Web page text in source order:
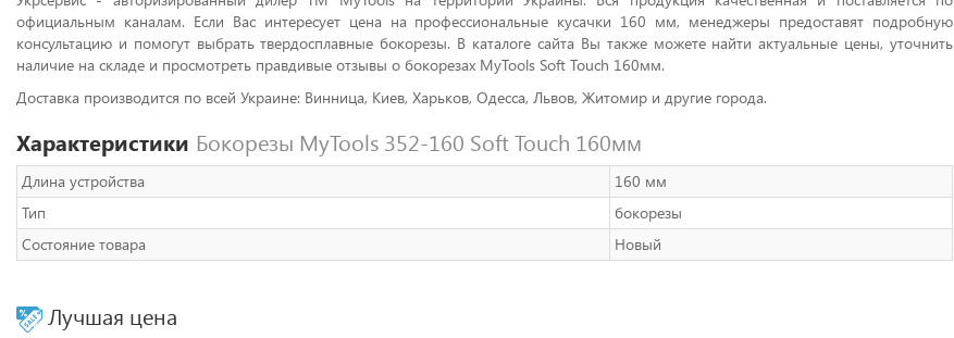
официальным каналам. Если Вас интересует цена на профессиональные кусачки 160 мм, менеджеры предоставят подробную
консультацию и помогут выбрать твердосплавные бокорезы. В каталоге сайта Вы также можете найти актуальные цены, уточнить
наличие на складе и просмотреть правдивые отзывы о бокорезах MyTools Soft Touch 160мм.
Доставка производится по всей Украине: Винница, Киев, Харьков, Одесса, Львов, Житомир и другие города.
Характеристики Бокорезы MyTools 352-160 Soft Touch 160мм
Длина устройства
160 мм
Тип
бокорезы
Состояние товара
Новый
Лучшая цена